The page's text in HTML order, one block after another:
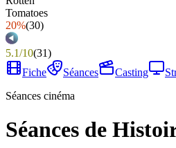
20%(30)
5.1/10(31)
Fiche
Séances Casting
Séances cinéma
Séances de